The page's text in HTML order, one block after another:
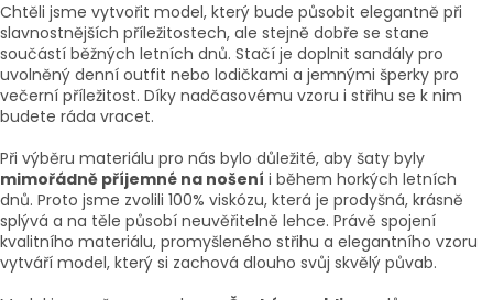
Chtěli jsme vytvořit model, který bude působit elegantně při
slavnostnějších příležitostech, ale stejně dobře se stane
součástí běžných letních dnů. Stačí je doplnit sandály pro
uvolněný denní outfit nebo lodičkami a jemnými šperky pro
večerní příležitost. Díky nadčasovému vzoru i střihu se k nim
budete ráda vracet.
Při výběru materiálu pro nás bylo důležité, aby šaty byly
mimořádně příjemné na nošení i během horkých letních
dnů. Proto jsme zvolili 100% viskózu, která je prodyšná, krásně
splývá a na těle působí neuvěřitelně lehce. Právě spojení
kvalitního materiálu, promyšleného střihu a elegantního vzoru
vytváří model, který si zachová dlouho svůj skvělý půvab.